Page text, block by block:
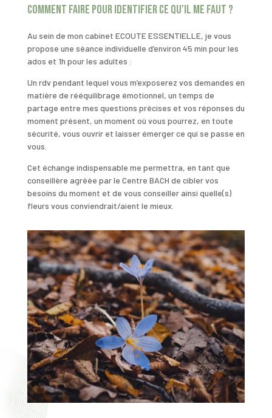
Comment faire pour identifier ce qu’il me faut ?
Au sein de mon cabinet ECOUTE ESSENTIELLE, je vous
propose une séance individuelle d’environ 45 min pour les
ados et 1h pour les adultes :
Un rdv pendant lequel vous m’exposerez vos demandes en
matière de rééquilibrage émotionnel, un temps de
partage entre mes questions précises et vos réponses du
moment présent, un moment où vous pourrez, en toute
sécurité, vous ouvrir et laisser émerger ce qui se passe en
vous.
Cet échange indispensable me permettra, en tant que
conseillère agréée par le Centre BACH de cibler vos
besoins du moment et de vous conseiller ainsi quelle(s)
fleurs vous conviendrait/aient le mieux.